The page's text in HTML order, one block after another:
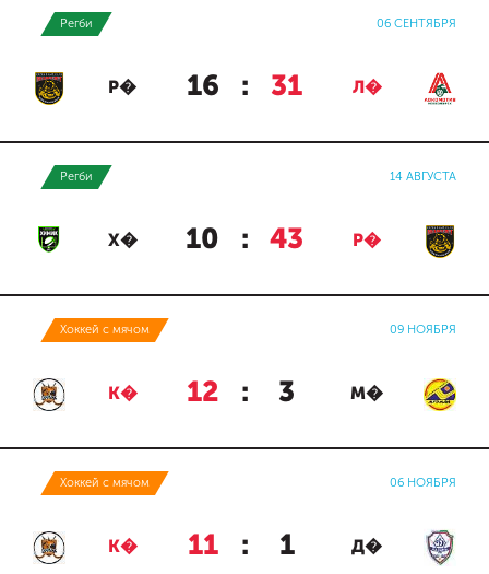
Регби 06 СЕНТЯБРЯ
Р� 16 : 31 Л�
Регби 14 АВГУСТА
Х� 10 : 43 Р�
Хоккей с мячом 09 НОЯБРЯ
К� 12 : 3 М�
Хоккей с мячом 06 НОЯБРЯ
К� 11 : 1 Д�